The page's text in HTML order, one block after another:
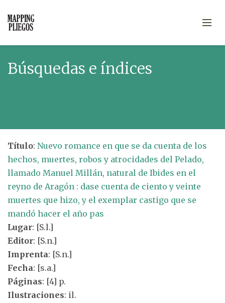
Búsquedas e índices
Título: Nuevo romance en que se da cuenta de los
hechos, muertes, robos y atrocidades del Pelado,
llamado Manuel Millán, natural de Ibides en el
reyno de Aragón : dase cuenta de ciento y veinte
muertes que hizo, y el exemplar castigo que se
mandó hacer el año pas
Lugar: [S.l.]
Editor: [S.n.]
Imprenta: [S.n.]
Fecha: [s.a.]
Páginas: [4] p.
Ilustraciones: il.